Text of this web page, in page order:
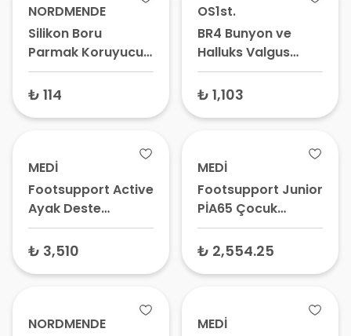
NORDMENDE
Silikon Boru
Parmak Koruyucu
Geniş/Uzun NRD-
1165
₺ 114
OS1st.
BR4 Bunyon ve
Halluks Valgus
Çorabı
₺ 1,103
MEDİ
Footsupport Active
Ayak Deste
Tabanlık PIA69 -
Spor Tipi Ortopedik
₺ 3,510
MEDİ
Footsupport Junior
PİA65 Çocuk
Tabanlığı – Ark
Destekli Medikal
₺ 2,554.25
NORDMENDE
MEDİ